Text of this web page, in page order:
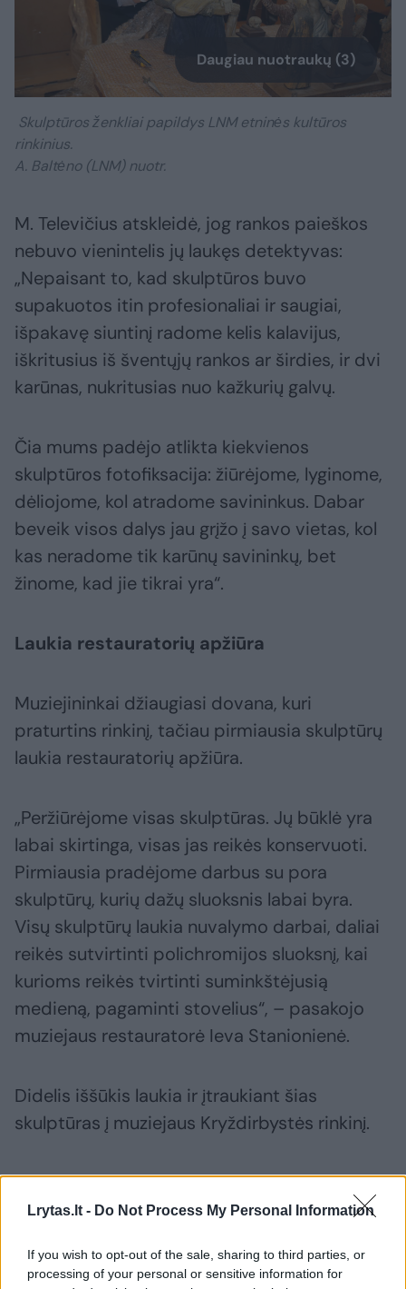
Lrytas.lt - Do Not Process My Personal Information
If you wish to opt-out of the sale, sharing to third parties, or
processing of your personal or sensitive information for
Daugiau nuotraukų (3)
Skulptūros ženkliai papildys LNM etninės kultūros
rinkinius.
A. Baltėno (LNM) nuotr.
M. Televičius atskleidė, jog rankos paieškos
nebuvo vienintelis jų laukęs detektyvas:
„Nepaisant to, kad skulptūros buvo
supakuotos itin profesionaliai ir saugiai,
išpakavę siuntinį radome kelis kalavijus,
iškritusius iš šventųjų rankos ar širdies, ir dvi
karūnas, nukritusias nuo kažkurių galvų.
Čia mums padėjo atlikta kiekvienos
skulptūros fotofiksacija: žiūrėjome, lyginome,
dėliojome, kol atradome savininkus. Dabar
beveik visos dalys jau grįžo į savo vietas, kol
kas neradome tik karūnų savininkų, bet
žinome, kad jie tikrai yra“.
Laukia restauratorių apžiūra
Muziejininkai džiaugiasi dovana, kuri
praturtins rinkinį, tačiau pirmiausia skulptūrų
laukia restauratorių apžiūra.
„Peržiūrėjome visas skulptūras. Jų būklė yra
labai skirtinga, visas jas reikės konservuoti.
Pirmiausia pradėjome darbus su pora
skulptūrų, kurių dažų sluoksnis labai byra.
Visų skulptūrų laukia nuvalymo darbai, daliai
reikės sutvirtinti polichromijos sluoksnį, kai
kurioms reikės tvirtinti suminkštėjusią
medieną, pagaminti stovelius“, – pasakojo
muziejaus restauratorė Ieva Stanionienė.
Didelis iššūkis laukia ir įtraukiant šias
skulptūras į muziejaus Kryždirbystės rinkinį.
„Skulptūros pateko į muziejų be metrikų,
nežinome nei jų kilmės, nei autorių. Laukia
skulptūras. Jau ir dabar galime pasakyti, kad